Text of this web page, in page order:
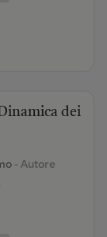
dei
- Autore